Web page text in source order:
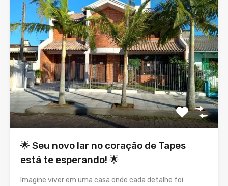
🌟 Seu novo lar no coração de Tapes
está te esperando! 🌟
Imagine viver em uma casa onde cada detalhe foi